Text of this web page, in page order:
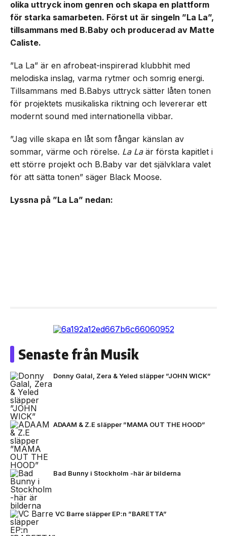
olika uttryck inom genren och skapa en plattform
för starka samarbeten. Först ut är singeln ”La La”,
tillsammans med B.Baby och producerad av Matte
Caliste.
”La La” är en afrobeat-inspirerad klubbhit med
melodiska inslag, varma rytmer och somrig energi.
Tillsammans med B.Babys uttryck sätter låten tonen
för projektets musikaliska riktning och levererar ett
modernt sound med internationella vibbar.
”Jag ville skapa en låt som fångar känslan av
sommar, värme och rörelse. La Laär första kapitlet i
ett större projekt och B.Baby var det självklara valet
för att sätta tonen” säger Black Moose.
Lyssna på ”La La” nedan:
Senaste från Musik
Donny Galal, Zera & Yeled släpper ”JOHN WICK”
ADAAM & Z.E släpper ”MAMA OUT THE HOOD”
Bad Bunny i Stockholm -här är bilderna
VC Barre släpper EP:n ”BARETTA”